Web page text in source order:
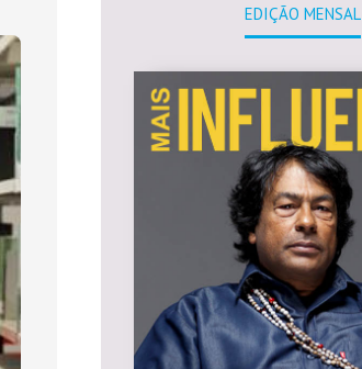
EDIÇÃO MENSAL